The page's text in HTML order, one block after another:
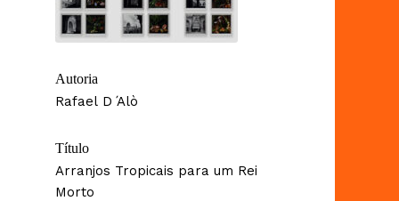
Autoria
Rafael D ́Alò
Título
Arranjos Tropicais para um Rei
Morto